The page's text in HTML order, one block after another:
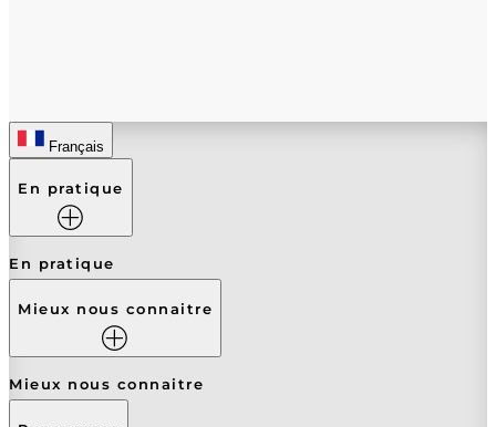
Français
En pratique
En pratique
Mieux nous connaitre
Mieux nous connaitre